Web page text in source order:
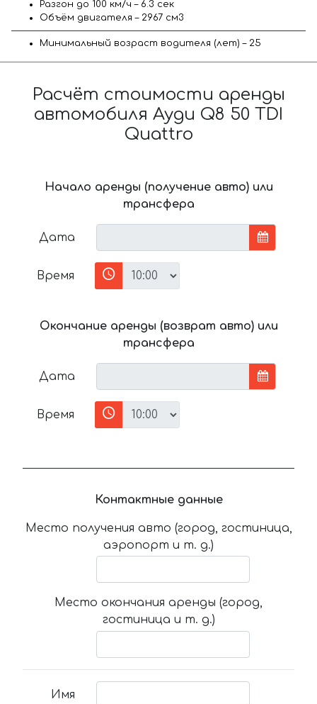
Разгон до 100 км/ч – 6.3 сек
Объём двигателя – 2967 см3
Минимальный возраст водителя (лет) – 25
Расчёт стоимости аренды
автомобиля Ауди Q8 50 TDI
Quattro
Начало аренды (получение авто) или
трансфера
Дата
Время
Окончание аренды (возврат авто) или
трансфера
Дата
Время
Контактные данные
Место получения авто (город, гостиница,
аэропорт и т. д.)
Место окончания аренды (город,
гостиница и т. д.)
Имя